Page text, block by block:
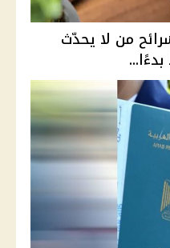
من لا يحدّث